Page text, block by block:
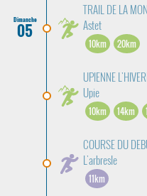
Dimanche
05
TRAIL DE LA
Astet
10km 20km
UPIENNE
Upie
10km 14km
COURSE DU
L'arbresle
11km